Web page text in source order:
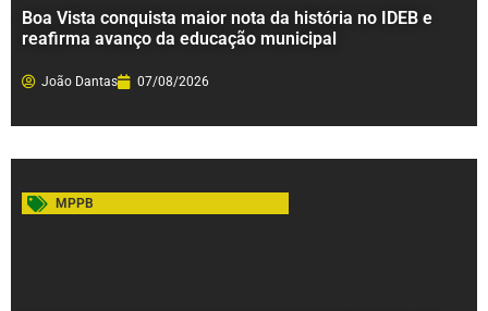
Boa Vista conquista maior nota da história no IDEB e
reafirma avanço da educação municipal
João Dantas 07/08/2026
MPPB